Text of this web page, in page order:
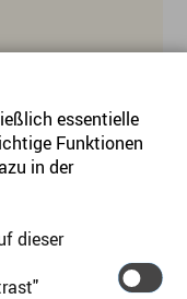
- 16:30 Uhr
essentielle
Funktionen
in der
dieser